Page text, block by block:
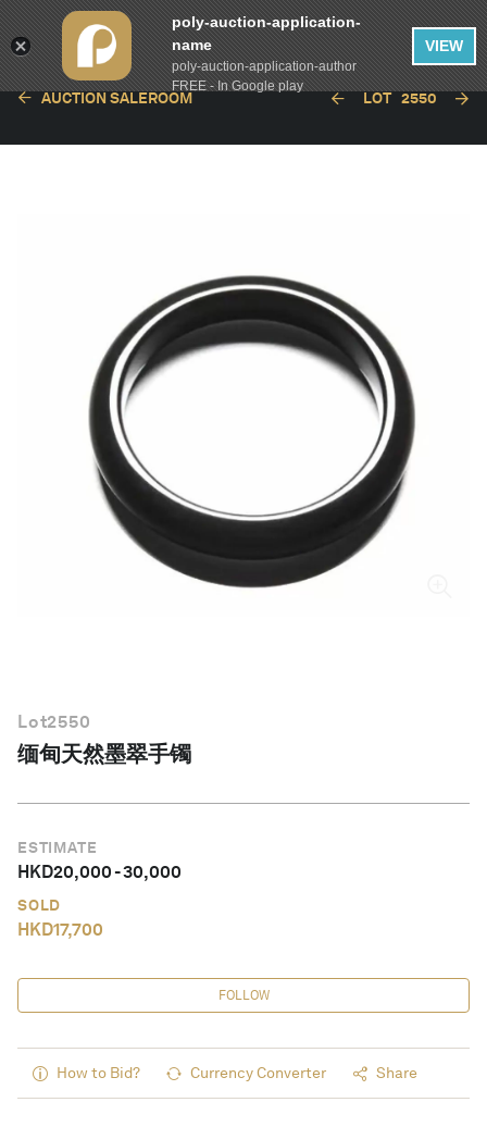
AUCTION SALEROOM LOT 2550
Lot2550
缅甸天然墨翠手镯
ESTIMATE
HKD20,000-30,000
SOLD
HKD17,700
FOLLOW
How to Bid? Currency Converter Share
poly-auction-application-
name
poly-auction-application-author
FREE - In Google play
VIEW